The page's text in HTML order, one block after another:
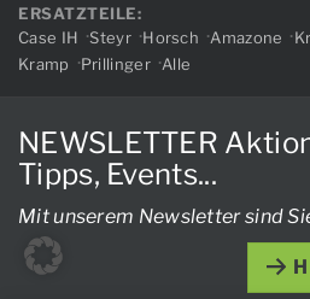
ERSATZTEILE:
Case IH
Steyr Horsch Amazone
Kramp
Prillinger Alle
NEWSLETTER
Tipps, Events...
Mit unserem Newsletter sind